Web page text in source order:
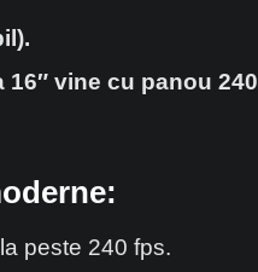
16″ vine cu panou 240
peste 240 fps.